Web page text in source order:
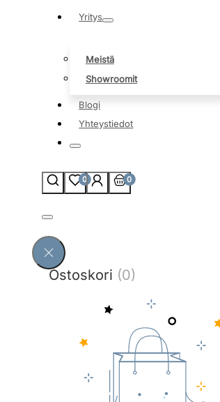
Yritys
Meistä
Showroomit
Blogi
Yhteystiedot
0 0
Ostoskori (0)